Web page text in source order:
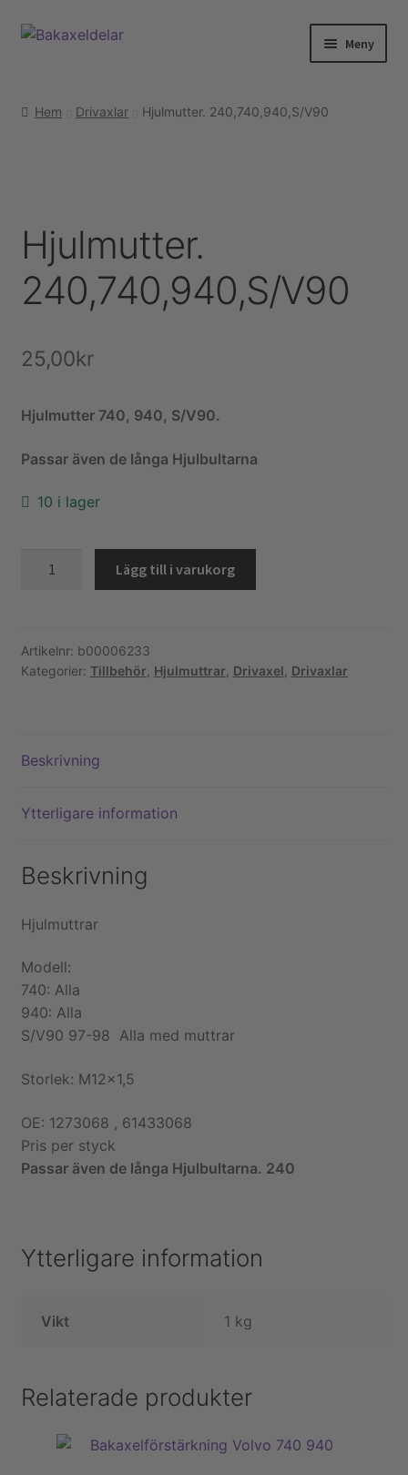
Hoppa
Hoppa
Meny
Guider & tips
Korg
Köpvillkor och kontakt
Hem Drivaxlar Hjulmutter. 240,740,940,S/V90
Hjulmutter.
240,740,940,S/V90
25,00kr
Hjulmutter 740, 940, S/V90.
Passar även de långa Hjulbultarna
10 i lager
240,740,940,S/V90
Lägg till i varukorg
Artikelnr: b00006233
Kategorier: Tillbehör, Hjulmuttrar, Drivaxel, Drivaxlar
Beskrivning
Ytterligare information
Beskrivning
Hjulmuttrar
Modell:
740: Alla
940: Alla
S/V90 97-98 Alla med muttrar
Storlek: M12x1,5
OE: 1273068 , 61433068
Pris per styck
Passar även de långa Hjulbultarna. 240
Ytterligare information
Vikt 1 kg
Relaterade produkter